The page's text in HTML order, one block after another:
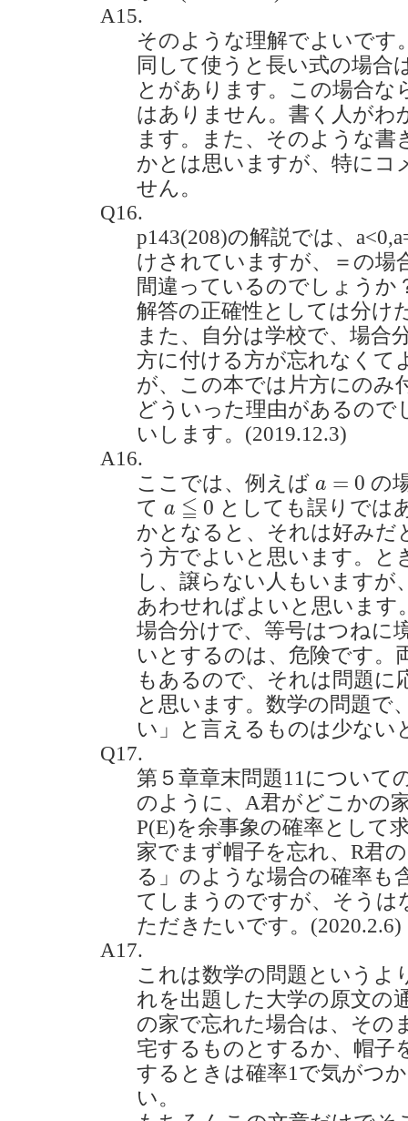
A15.
そのような理解でよいです
同して使うと長い式の場合
とがあります。この場合な
はありません。書く人がわ
ます。また、そのような
かとは思いますが、特にコ
せん。
Q16.
p143(208)の解説では、
けされていますが、＝の場
間違っているのでしょうか
解答の正確性としては分け
また、自分は学校で、場合
方に付ける方が忘れなくて
が、この本では片方にのみ
どういった理由があるので
いします。(2019.12.3)
A16.
ここでは、例えば a = 0
a
の
て a ≦ 0
a≦0
としても誤りでは
かとなると、それは好みだ
う方でよいと思います。と
し、譲らない人もいます
あわせればよいと思います
場合分けで、等号はつねに
いとするのは、危険です。
もあるので、それは問題に
と思います。数学の問題で
い」と言えるものは少ない
Q17.
第５章章末問題11について
のように、A君がどこかの
P(E)を余事象の確率として
家でまず帽子を忘れ、R君
る」のような場合の確率も
てしまうのですが、そうは
ただきたいです。(2020.2.6)
A17.
これは数学の問題というよ
れを出題した大学の原文の
の家で忘れた場合は、その
宅するものとするか、帽子
するときは確率1で気がつ
い。